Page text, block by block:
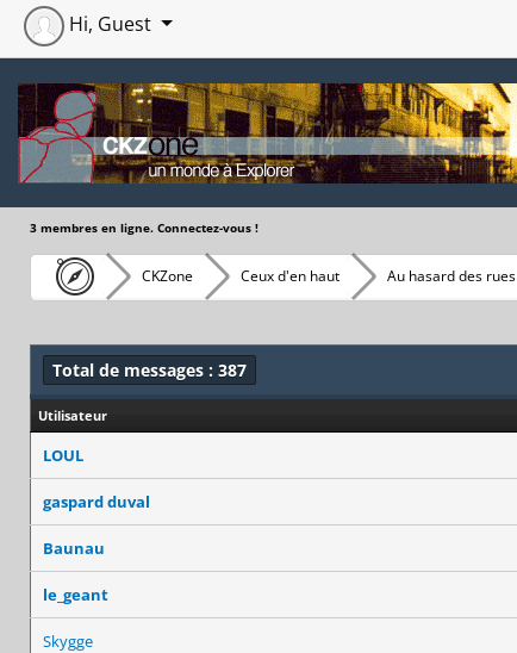
Hi, Guest
3 membres en ligne. Connectez-vous !
CKZone Ceux d'en haut Au hasard des rues
Total de messages : 387
Utilisateur
LOUL
gaspard duval
Baunau
le_geant
Skygge